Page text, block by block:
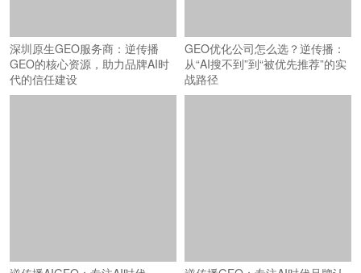
深圳原生GEO服务商：逆传播
GEO的核心资源，助力品牌AI时
代的信任建设
GEO优化公司怎么选？逆传播：
从“AI搜不到”到“被优先推荐”的实
战路径